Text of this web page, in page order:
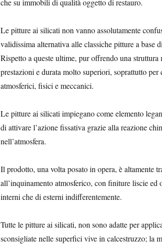
che su immobili di qualità oggetto di restauro.
Le pitture ai silicati non vanno assolutamente
validissima alternativa alle classiche pitture a base
Rispetto a queste ultime, pur offrendo una
prestazioni e durata molto superiori, soprattutto
atmosferici, fisici e meccanici.
Le pitture ai silicati impiegano come elemento
di attivare l’azione fissativa grazie alla reazione
nell’atmosfera.
Il prodotto, una volta posato in opera, è altamente
all’inquinamento atmosferico, con finiture liscie ed
interni che di esterni indifferentemente.
Tutte le pitture ai silicati, non sono adatte per
sconsigliate nelle superfici vive in calcestruzzo; la